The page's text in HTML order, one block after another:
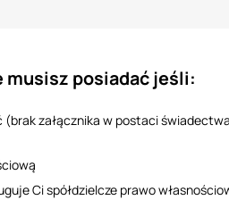
posiadać jeśli:
załącznika w postaci
Ci spółdzielcze prawo